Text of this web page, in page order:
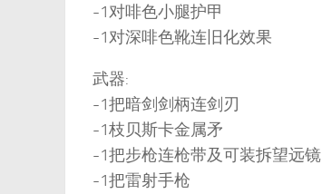
-1对啡色小腿护甲
-1对深啡色靴连旧化效果
武器:
-1把暗剑剑柄连剑刃
-1枝贝斯卡金属矛
-1把步枪连枪带及可装拆望远镜
-1把雷射手枪